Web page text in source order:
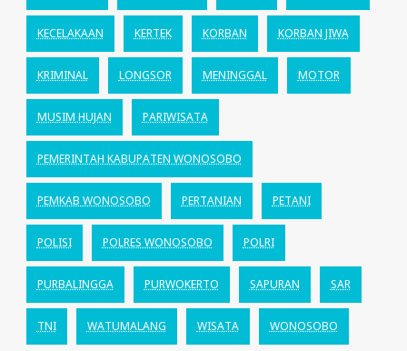
KECELAKAAN KERTEK KORBAN KORBAN JIWA
KRIMINAL LONGSOR MENINGGAL MOTOR
MUSIM HUJAN PARIWISATA
PEMERINTAH KABUPATEN WONOSOBO
PEMKAB WONOSOBO PERTANIAN PETANI
POLISI POLRES WONOSOBO POLRI
PURBALINGGA PURWOKERTO SAPURAN SAR
TNI WATUMALANG WISATA WONOSOBO